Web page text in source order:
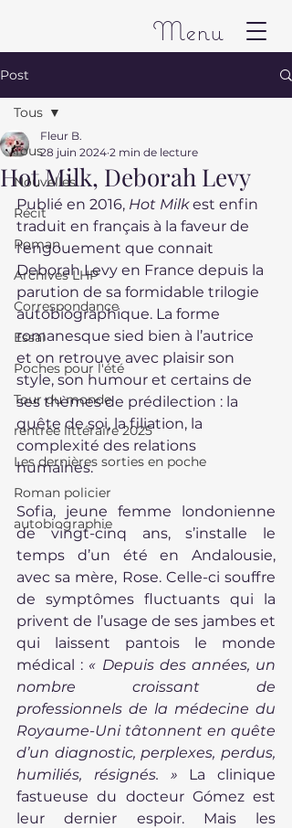
Menu
Post
Tous
Nouvelles
Récit
Roman
Archives LHP
Correspondance
Essai
Poches pour l'été
Tour du monde
rentrée littéraire 2025
Les dernières sorties en poche
Roman policier
autobiographie
Tous
Hot Milk, Deborah Levy
Fleur B.
28 juin 2024 2 min de lecture
Publié en 2016, Hot Milk est enfin
traduit en français à la faveur de
l’engouement que connait
Deborah Levy en France depuis la
parution de sa formidable trilogie
autobiographique. La forme
romanesque sied bien à l’autrice
et on retrouve avec plaisir son
style, son humour et certains de
ses thèmes de prédilection : la
quête de soi, la filiation, la
complexité des relations
humaines.
Sofia, jeune femme londonienne
de vingt-cinq ans, s’installe le
temps d’un été en Andalousie,
avec sa mère, Rose. Celle-ci souffre
de symptômes fluctuants qui la
privent de l’usage de ses jambes et
qui laissent pantois le monde
médical : « Depuis des années, un
nombre croissant de
professionnels de la médecine du
Royaume-Uni tâtonnent en quête
d’un diagnostic, perplexes, perdus,
humiliés, résignés. » La clinique
fastueuse du docteur Gómez est
leur dernier espoir. Mais les